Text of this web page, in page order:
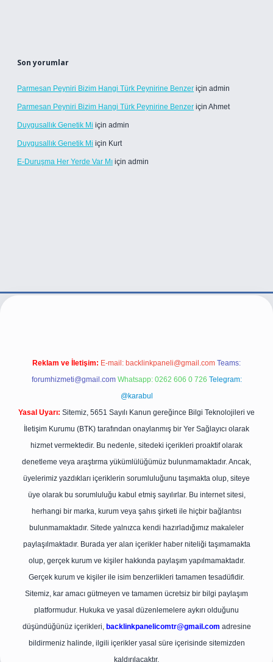
Son yorumlar
Parmesan Peyniri Bizim Hangi Türk Peynirine Benzer için admin
Parmesan Peyniri Bizim Hangi Türk Peynirine Benzer için Ahmet
Duygusallık Genetik Mi için admin
Duygusallık Genetik Mi için Kurt
E-Duruşma Her Yerde Var Mı için admin
betexper.live/
Reklam ve İletişim: E-mail: backlinkpaneli@gmail.com Teams:
forumhizmeti@gmail.com Whatsapp: 0262 606 0 726 Telegram:
@karabul
Yasal Uyarı: Sitemiz, 5651 Sayılı Kanun gereğince Bilgi Teknolojileri ve
İletişim Kurumu (BTK) tarafından onaylanmış bir Yer Sağlayıcı olarak
hizmet vermektedir. Bu nedenle, sitedeki içerikleri proaktif olarak
denetleme veya araştırma yükümlülüğümüz bulunmamaktadır. Ancak,
üyelerimiz yazdıkları içeriklerin sorumluluğunu taşımakta olup, siteye
üye olarak bu sorumluluğu kabul etmiş sayılırlar. Bu internet sitesi,
herhangi bir marka, kurum veya şahıs şirketi ile hiçbir bağlantısı
bulunmamaktadır. Sitede yalnızca kendi hazırladığımız makaleler
paylaşılmaktadır. Burada yer alan içerikler haber niteliği taşımamakta
olup, gerçek kurum ve kişiler hakkında paylaşım yapılmamaktadır.
Gerçek kurum ve kişiler ile isim benzerlikleri tamamen tesadüfidir.
Sitemiz, kar amacı gütmeyen ve tamamen ücretsiz bir bilgi paylaşım
platformudur. Hukuka ve yasal düzenlemelere aykırı olduğunu
düşündüğünüz içerikleri, backlinkpanelicomtr@gmail.com adresine
bildirmeniz halinde, ilgili içerikler yasal süre içerisinde sitemizden
kaldırılacaktır.